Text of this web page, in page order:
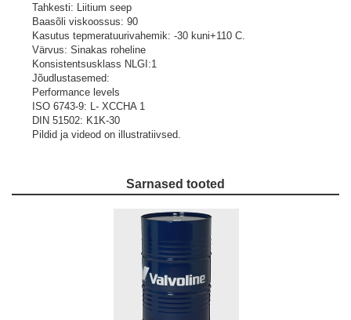
Tahkesti: Liitium seep
Baasõli viskoossus: 90
Kasutus tepmeratuurivahemik: -30 kuni+110 C.
Värvus: Sinakas roheline
Konsistentsusklass NLGI:1
Jõudlustasemed:
Performance levels
ISO 6743-9: L- XCCHA 1
DIN 51502: K1K-30
Pildid ja videod on illustratiivsed.
Sarnased tooted